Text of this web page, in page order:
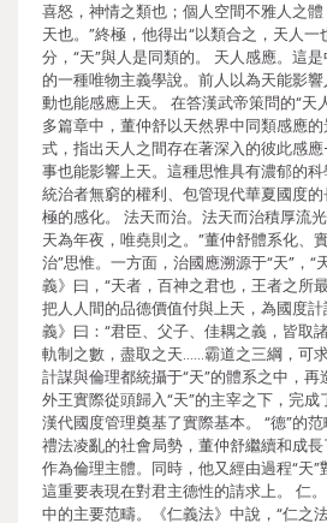
喜怒，神情之類也；個人空間不雅人之
天也。”終極，他得出“以類合之，天人
分，“天”與人是同類的。 天人感應。這
的一種唯物主義學說。前人以為天能影
動也能感應上天。 在答漢武帝策問的“天
多篇章中，董仲舒以天然界中同類感應
式，指出天人之間存在著深入的彼此感
事也能影響上天。這種思惟具有濃郁的
統治者無窮的權利、包管現代華夏國度
極的感化。 法天而治。法天而治積厚流
天為年夜，唯堯則之。”董仲舒體系化、
治”思惟。一方面，治國應溯源于“天”，“
義》曰，“天者，百神之君也，王者之所
把人人間的品德價值付與上天，為國度
義》曰：“君臣、父子、佳耦之義，皆取
軌制之數，盡取之天……霸道之三綱，可
計謀與倫理都統攝于“天”的體系之中，再
外王實際從頭歸入“天”的主宰之下，完
漢代國度管理奠基了實際基本。 “德”的范
禮法凌亂的社會局勢，董仲舒繼續和成長
作為倫理主體。同時，他又經由過程“天”
這重要表現在對君主德性的請求上。 仁
中的主要范疇。《仁義法》中說，“仁之